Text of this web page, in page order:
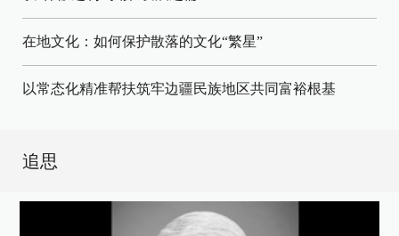
在地文化：如何保护散落的文化“繁星”
以常态化精准帮扶筑牢边疆民族地区共同富裕根基
追思